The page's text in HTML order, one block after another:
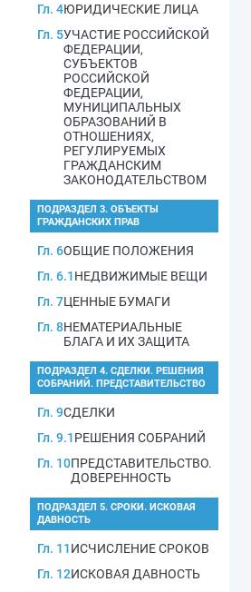
Гл. 4ЮРИДИЧЕСКИЕ ЛИЦА
Гл. 5УЧАСТИЕ РОССИЙСКОЙ
ФЕДЕРАЦИИ,
СУБЪЕКТОВ
РОССИЙСКОЙ
ФЕДЕРАЦИИ,
МУНИЦИПАЛЬНЫХ
ОБРАЗОВАНИЙ В
ОТНОШЕНИЯХ,
РЕГУЛИРУЕМЫХ
ГРАЖДАНСКИМ
ЗАКОНОДАТЕЛЬСТВОМ
ПОДРАЗДЕЛ 3. ОБЪЕКТЫ
ГРАЖДАНСКИХ ПРАВ
Гл. 6ОБЩИЕ ПОЛОЖЕНИЯ
Гл. 6.1НЕДВИЖИМЫЕ ВЕЩИ
Гл. 7ЦЕННЫЕ БУМАГИ
Гл. 8НЕМАТЕРИАЛЬНЫЕ
БЛАГА И ИХ ЗАЩИТА
ПОДРАЗДЕЛ 4. СДЕЛКИ. РЕШЕНИЯ
СОБРАНИЙ. ПРЕДСТАВИТЕЛЬСТВО
Гл. 9СДЕЛКИ
Гл. 9.1РЕШЕНИЯ СОБРАНИЙ
Гл. 10ПРЕДСТАВИТЕЛЬСТВО.
ДОВЕРЕННОСТЬ
ПОДРАЗДЕЛ 5. СРОКИ. ИСКОВАЯ
ДАВНОСТЬ
Гл. 11ИСЧИСЛЕНИЕ СРОКОВ
Гл. 12ИСКОВАЯ ДАВНОСТЬ